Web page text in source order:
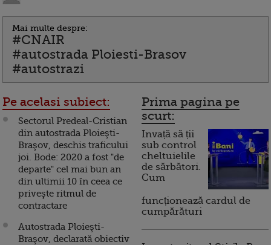
Mai multe despre:
#CNAIR
#autostrada Ploiesti-Brasov
#autostrazi
Pe acelasi subiect:
Sectorul Predeal-Cristian
din autostrada Ploieşti-
Braşov, deschis traficului
joi. Bode: 2020 a fost "de
departe" cel mai bun an
din ultimii 10 în ceea ce
priveşte ritmul de
contractare
Autostrada Ploieşti-
Braşov, declarată obiectiv
Prima pagina pe
scurt:
Invață să ții
sub control
cheltuielile
de sărbători.
Cum
funcționează cardul de
cumpărături